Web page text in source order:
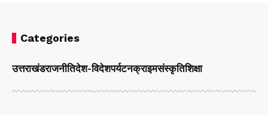
Categories
उत्तराखंडराजनीतिदेश-विदेशपर्यटनक्राइमसंस्कृतिशिक्षा